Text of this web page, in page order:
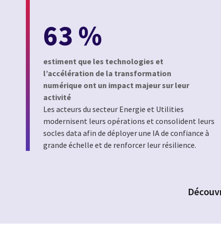
63 %
estiment que les technologies et
l’accélération de la transformation
numérique ont un impact majeur sur leur
activité
Les acteurs du secteur Energie et Utilities
modernisent leurs opérations et consolident leurs
socles data afin de déployer une IA de confiance à
grande échelle et de renforcer leur résilience.